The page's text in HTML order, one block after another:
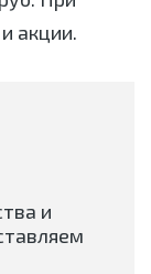
акции.
и